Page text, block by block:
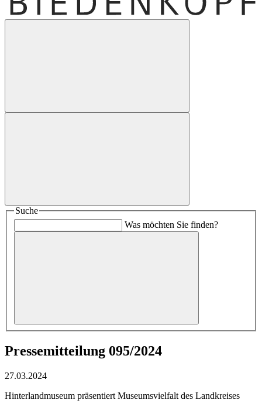
Suche
Was möchten Sie finden?
Pressemitteilung 095/2024
27.03.2024
Hinterlandmuseum präsentiert Museumsvielfalt des Landkreises